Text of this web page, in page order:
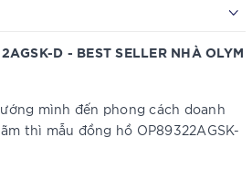
D - BEST SELLER NHÀ OLYM
mình đến phong cách doanh
thì mẫu đồng hồ OP89322AGSK-